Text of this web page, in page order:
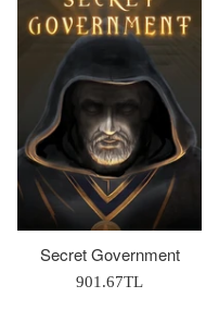
Secret Government
Normal
901.67TL